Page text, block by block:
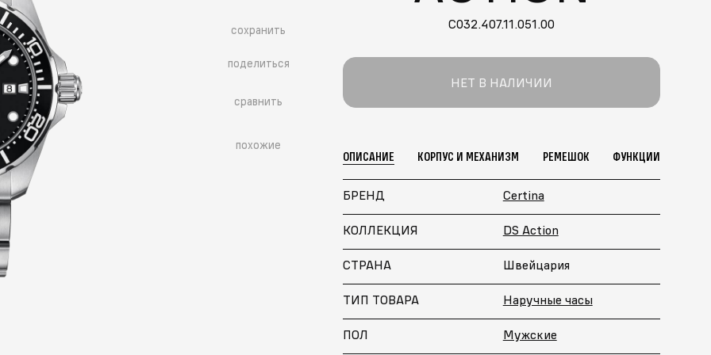
сохранить
поделиться
сравнить
похожие
C032.407.11.051.00
НЕТ В НАЛИЧИИ
ОПИСАНИЕ КОРПУС И МЕХАНИЗМ РЕМЕШОК ФУНКЦИИ
БРЕНД Certina
КОЛЛЕКЦИЯ DS Action
СТРАНА Швейцария
ТИП ТОВАРА Наручные часы
ПОЛ Мужские